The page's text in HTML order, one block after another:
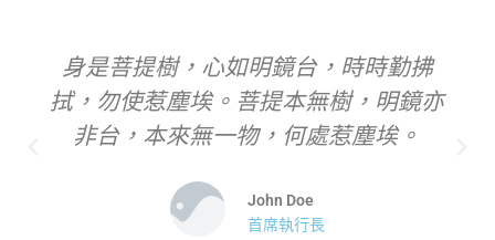
身是菩提樹，心如明鏡台，時時勤拂
拭，勿使惹塵埃。菩提本無樹，明鏡亦
非台，本來無一物，何處惹塵埃。
John Doe
首席執行長